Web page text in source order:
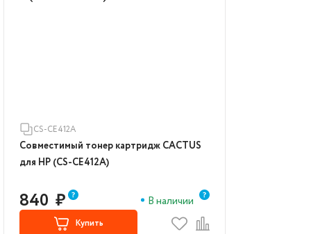
CS-CE412A
Совместимый тонер картридж CACTUS
для HP (CS-CE412A)
840 ₽ В наличии
Купить